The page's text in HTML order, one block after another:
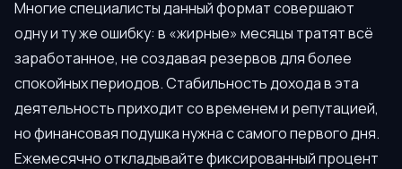
Многие специалисты данный формат совершают
одну и ту же ошибку: в «жирные» месяцы тратят всё
заработанное, не создавая резервов для более
спокойных периодов. Стабильность дохода в эта
деятельность приходит со временем и репутацией,
но финансовая подушка нужна с самого первого дня.
Ежемесячно откладывайте фиксированный процент